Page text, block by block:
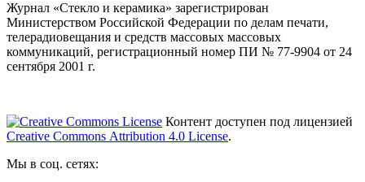
Журнал «Стекло и керамика» зарегистрирован
Министерством Российской Федерации по делам печати,
телерадиовещания и средств массовых массовых
коммуникаций, регистрационный номер ПИ № 77-9904 от 24
сентября 2001 г.
Контент доступен под лицензией
Creative Commons Attribution 4.0 License.
Мы в соц. сетях: